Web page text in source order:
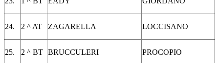
24. 2 ^ AT ZAGARELLA LOCCISANO
25. 2 ^ BT BRUCCULERI PROCOPIO